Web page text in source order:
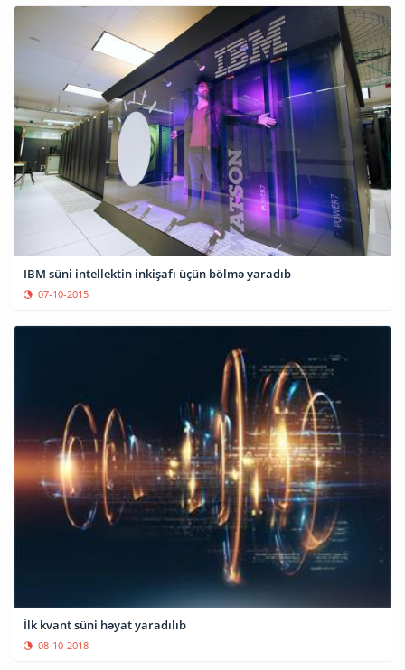
IBM süni intellektin inkişafı üçün bölmə yaradıb
07-10-2015
İlk kvant süni həyat yaradılıb
08-10-2018